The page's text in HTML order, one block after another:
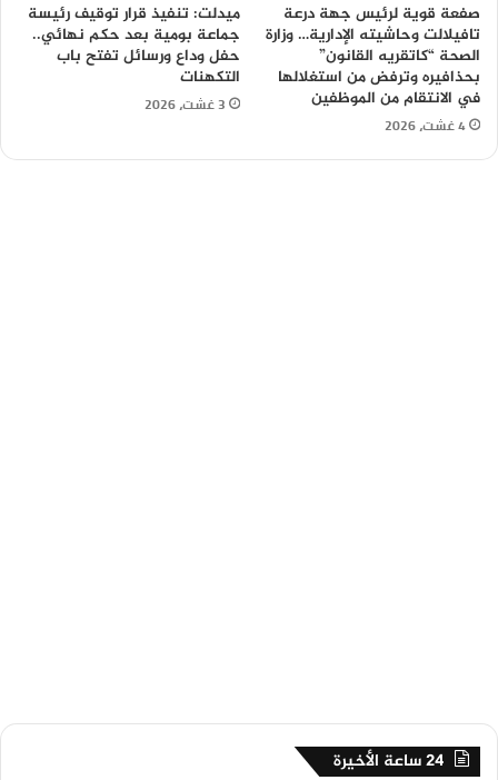
صفعة قوية لرئيس جهة درعة
تافيلالت وحاشيته الإدارية… وزارة
الصحة “كاتقريه القانون”
بحذافيره وترفض من استغلالها
في الانتقام من الموظفين
4 غشت، 2026
ميدلت: تنفيذ قرار توقيف رئيسة
جماعة بومية بعد حكم نهائي..
حفل وداع ورسائل تفتح باب
التكهنات
3 غشت، 2026
24 ساعة الأخيرة